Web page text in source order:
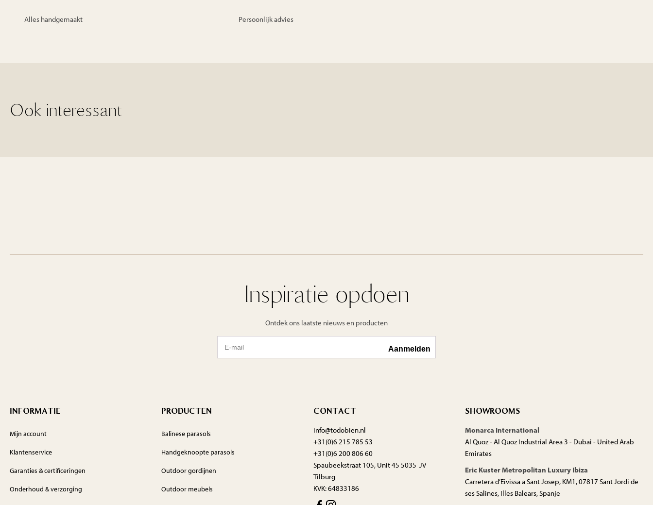
Alles handgemaakt Persoonlijk advies
Ook interessant
Inspiratie opdoen
Ontdek ons laatste nieuws en producten
INFORMATIE
Mijn account
Klantenservice
Garanties & certificeringen
Onderhoud & verzorging
PRODUCTEN
Balinese parasols
Handgeknoopte parasols
Outdoor gordijnen
Outdoor meubels
CONTACT
info@todobien.nl
+31(0)6 215 785 53
+31(0)6 200 806 60
Spaubeekstraat 105, Unit 45 5035 JV
Tilburg
KVK: 64833186
SHOWROOMS
Monarca International
Al Quoz - Al Quoz Industrial Area 3 - Dubai - United Arab
Emirates
Eric Kuster Metropolitan Luxury Ibiza
Carretera d’Eivissa a Sant Josep, KM1, 07817 Sant Jordi de
ses Salines, Illes Balears, Spanje